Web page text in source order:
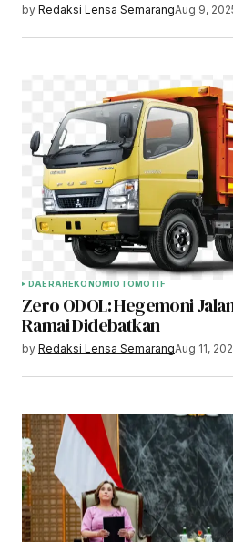
by Redaksi Lensa SemarangAug 9,
DAERAHEKONOMIOTOMOTIF
Zero ODOL: Hegemoni
Ramai Didebatkan
by Redaksi Lensa SemarangAug 11,